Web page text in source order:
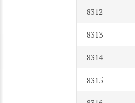
8312
8313
8314
8315